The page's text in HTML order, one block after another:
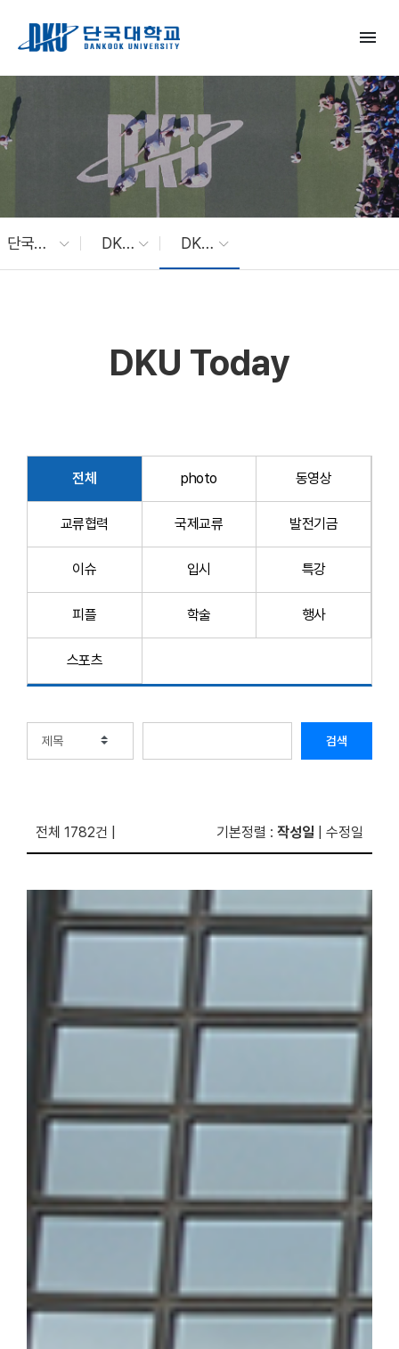
menu
단국대 소식 DKU News DKU Today
DKU Today
전체 photo 동영상
교류협력 국제교류 발전기금
이슈 입시 특강
피플 학술 행사
스포츠
검색
전체 1782건 기본정렬 : 작성일 수정일